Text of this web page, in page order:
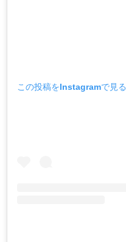
この投稿をInstagramで見る